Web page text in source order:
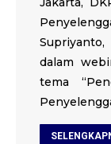
dalam
tema